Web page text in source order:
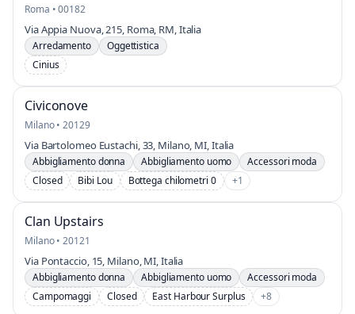
Roma • 00182
Via Appia Nuova, 215, Roma, RM, Italia
Arredamento
Oggettistica
Cinius
Civiconove
Milano • 20129
Via Bartolomeo Eustachi, 33, Milano, MI, Italia
Abbigliamento donna Abbigliamento uomo
Accessori moda
Closed
Bibi Lou Bottega chilometri 0 +1
Clan Upstairs
Milano • 20121
Via Pontaccio, 15, Milano, MI, Italia
Abbigliamento donna Abbigliamento uomo
Accessori moda
Campomaggi
Closed East Harbour Surplus +8